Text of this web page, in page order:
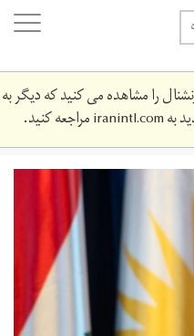
را مشاهده می کنید که دیگر به
بهiranintl.comمراجعه کنید.